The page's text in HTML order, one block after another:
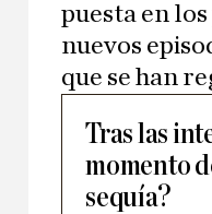
puesta en
nuevos
que se han
Tras las
momento
sequía?